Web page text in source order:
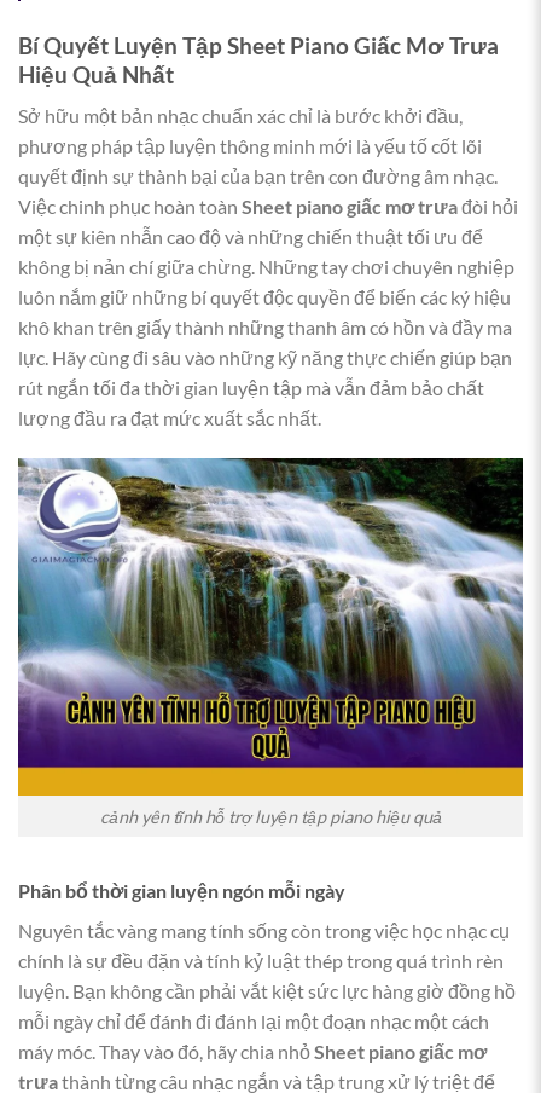
Bí Quyết Luyện Tập Sheet Piano Giấc Mơ Trưa
Hiệu Quả Nhất
Sở hữu một bản nhạc chuẩn xác chỉ là bước khởi đầu,
phương pháp tập luyện thông minh mới là yếu tố cốt lõi
quyết định sự thành bại của bạn trên con đường âm nhạc.
Việc chinh phục hoàn toàn Sheet piano giấc mơ trưađòi hỏi
một sự kiên nhẫn cao độ và những chiến thuật tối ưu để
không bị nản chí giữa chừng. Những tay chơi chuyên nghiệp
luôn nắm giữ những bí quyết độc quyền để biến các ký hiệu
khô khan trên giấy thành những thanh âm có hồn và đầy ma
lực. Hãy cùng đi sâu vào những kỹ năng thực chiến giúp bạn
rút ngắn tối đa thời gian luyện tập mà vẫn đảm bảo chất
lượng đầu ra đạt mức xuất sắc nhất.
cảnh yên tĩnh hỗ trợ luyện tập piano hiệu quả
Phân bổ thời gian luyện ngón mỗi ngày
Nguyên tắc vàng mang tính sống còn trong việc học nhạc cụ
chính là sự đều đặn và tính kỷ luật thép trong quá trình rèn
luyện. Bạn không cần phải vắt kiệt sức lực hàng giờ đồng hồ
mỗi ngày chỉ để đánh đi đánh lại một đoạn nhạc một cách
máy móc. Thay vào đó, hãy chia nhỏSheet piano giấc mơ
trưathành từng câu nhạc ngắn và tập trung xử lý triệt để